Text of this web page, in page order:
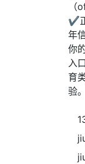
✔
年
你
入
育
验。